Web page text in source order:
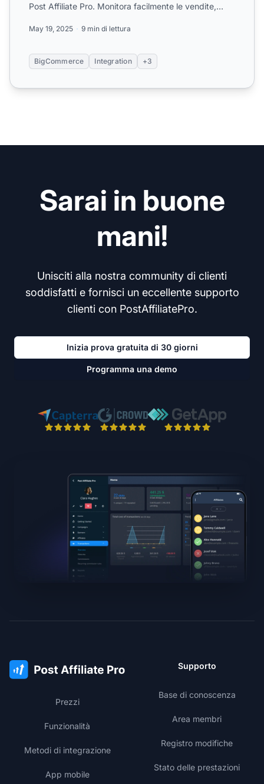
Post Affiliate Pro. Monitora facilmente le vendite,
May 19, 2025 9 min di lettura
BigCommerce Integration +3
Sarai in buone
mani!
Unisciti alla nostra community di clienti
soddisfatti e fornisci un eccellente supporto
clienti con PostAffiliatePro.
Inizia prova gratuita di 30 giorni
Programma una demo
Prezzi
Funzionalità
Metodi di integrazione
App mobile
Supporto
Base di conoscenza
Area membri
Registro modifiche
Stato delle prestazioni